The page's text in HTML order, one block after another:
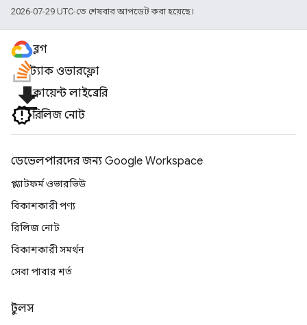
2026-07-29 UTC-তে শেষবার আপডেট করা হয়েছে।
ব্লগ
স্ট্যাক ওভারফ্লো
file_downloadক্লায়েন্ট লাইব্রেরি
রিলিজ নোট
ডেভেলপারদের জন্য Google Workspace
প্ল্যাটফর্ম ওভারভিউ
বিকাশকারী পণ্য
রিলিজ নোট
বিকাশকারী সমর্থন
সেবা পাবার শর্ত
টুলস